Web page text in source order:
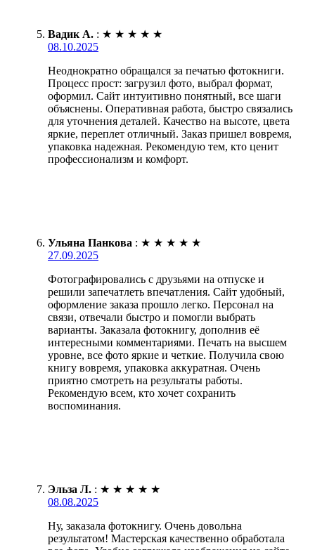
Вадик А. : ★ ★ ★ ★ ★
08.10.2025
Неоднократно обращался за печатью фотокниги.
Процесс прост: загрузил фото, выбрал формат,
оформил. Сайт интуитивно понятный, все шаги
объяснены. Оперативная работа, быстро связались
для уточнения деталей. Качество на высоте, цвета
яркие, переплет отличный. Заказ пришел вовремя,
упаковка надежная. Рекомендую тем, кто ценит
профессионализм и комфорт.
Ульяна Панкова : ★ ★ ★ ★ ★
27.09.2025
Фотографировались с друзьями на отпуске и
решили запечатлеть впечатления. Сайт удобный,
оформление заказа прошло легко. Персонал на
связи, отвечали быстро и помогли выбрать
варианты. Заказала фотокнигу, дополнив её
интересными комментариями. Печать на высшем
уровне, все фото яркие и четкие. Получила свою
книгу вовремя, упаковка аккуратная. Очень
приятно смотреть на результаты работы.
Рекомендую всем, кто хочет сохранить
воспоминания.
Эльза Л. : ★ ★ ★ ★ ★
08.08.2025
Ну, заказала фотокнигу. Очень довольна
результатом! Мастерская качественно обработала